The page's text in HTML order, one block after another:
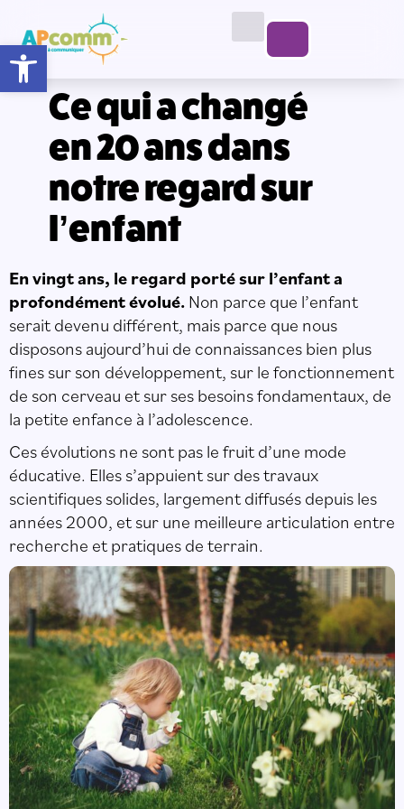
Ouvrir la barre d’outils
Ce qui a changé
en 20 ans dans
notre regard sur
l’enfant
En vingt ans, le regard porté sur l’enfant a
profondément évolué.Non parce que l’enfant
serait devenu différent, mais parce que nous
disposons aujourd’hui de connaissances bien plus
fines sur son développement, sur le fonctionnement
de son cerveau et sur ses besoins fondamentaux, de
la petite enfance à l’adolescence.
Ces évolutions ne sont pas le fruit d’une mode
éducative. Elles s’appuient sur des travaux
scientifiques solides, largement diffusés depuis les
années 2000, et sur une meilleure articulation entre
recherche et pratiques de terrain.